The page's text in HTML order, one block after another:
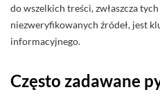
do wszelkich treści, zwłaszcza
niezweryfikowanych źródeł, jest
informacyjnego.
Często zadawane